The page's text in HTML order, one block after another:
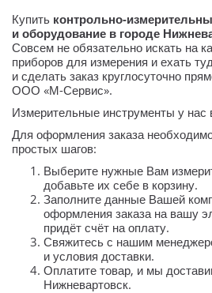
Купить контрольно-
и оборудование в городе
Совсем не обязательно искать на
приборов для измерения и ехать
и сделать заказ круглосуточно
ООО «М-Сервис».
Измерительные инструменты у нас
Для оформления заказа
простых шагов:
Выберите нужные Вам
добавьте их себе в корзину.
Заполните данные Вашей
оформления заказа на вашу
придёт счёт на оплату.
Свяжитесь с нашим
и условия доставки.
Оплатите товар, и мы
Нижневартовск.